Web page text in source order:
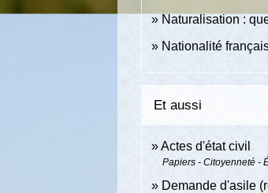
Naturalisation :
Nationalité
Et aussi
Actes d'état civil
Papiers - Citoyenneté -
Demande d'asile